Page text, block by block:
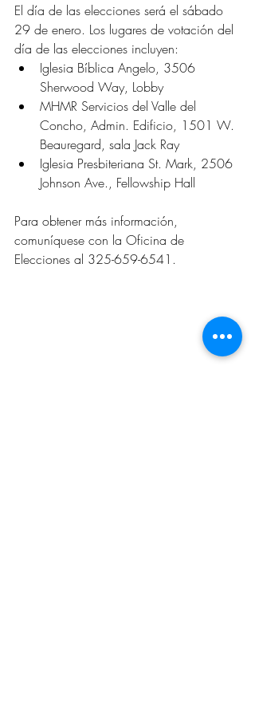
El día de las elecciones será el sábado
29 de enero. Los lugares de votación del
día de las elecciones incluyen:
Iglesia Bíblica Angelo, 3506
Sherwood Way, Lobby
MHMR Servicios del Valle del
Concho, Admin. Edificio, 1501 W.
Beauregard, sala Jack Ray
Iglesia Presbiteriana St. Mark, 2506
Johnson Ave., Fellowship Hall
Para obtener más información,
comuníquese con la Oficina de
Elecciones al 325-659-6541.